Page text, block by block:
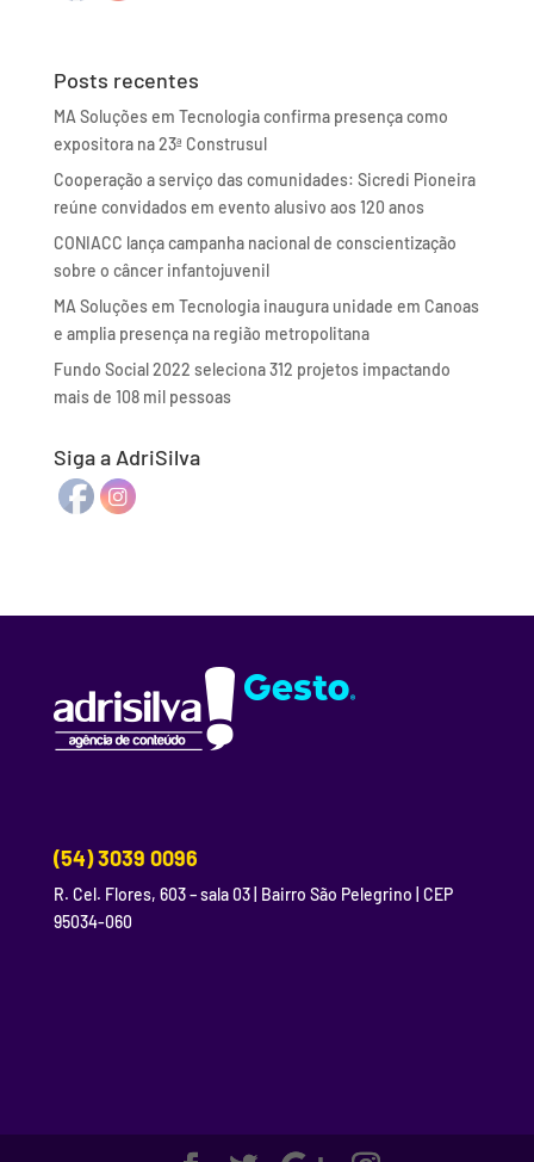
Posts recentes
MA Soluções em Tecnologia confirma presença como
expositora na 23ª Construsul
Cooperação a serviço das comunidades: Sicredi Pioneira
reúne convidados em evento alusivo aos 120 anos
CONIACC lança campanha nacional de conscientização
sobre o câncer infantojuvenil
MA Soluções em Tecnologia inaugura unidade em Canoas
e amplia presença na região metropolitana
Fundo Social 2022 seleciona 312 projetos impactando
mais de 108 mil pessoas
Siga a AdriSilva
(54) 3039 0096
R. Cel. Flores, 603 – sala 03 | Bairro São Pelegrino | CEP
95034-060